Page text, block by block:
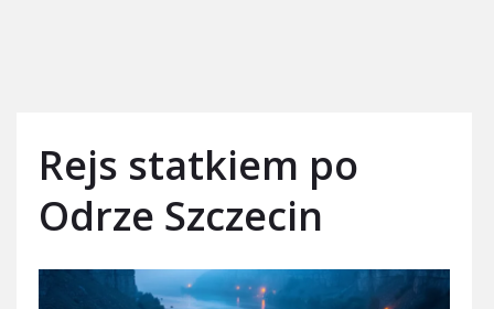
Rejs statkiem po
Odrze Szczecin